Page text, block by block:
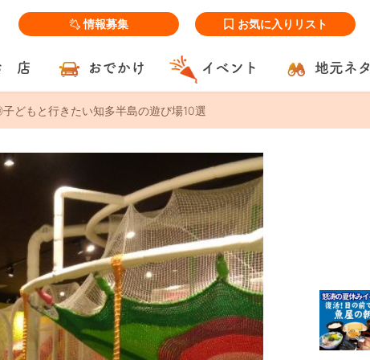
情報募集 お気に入りリスト
店 おでかけ イベント 地元ネタ
どもと行きたい知多半島の遊び場10選